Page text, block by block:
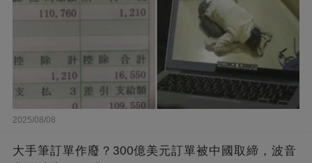
2025/08/08
大手筆訂單作廢？300億美元訂單被中國取締，波音